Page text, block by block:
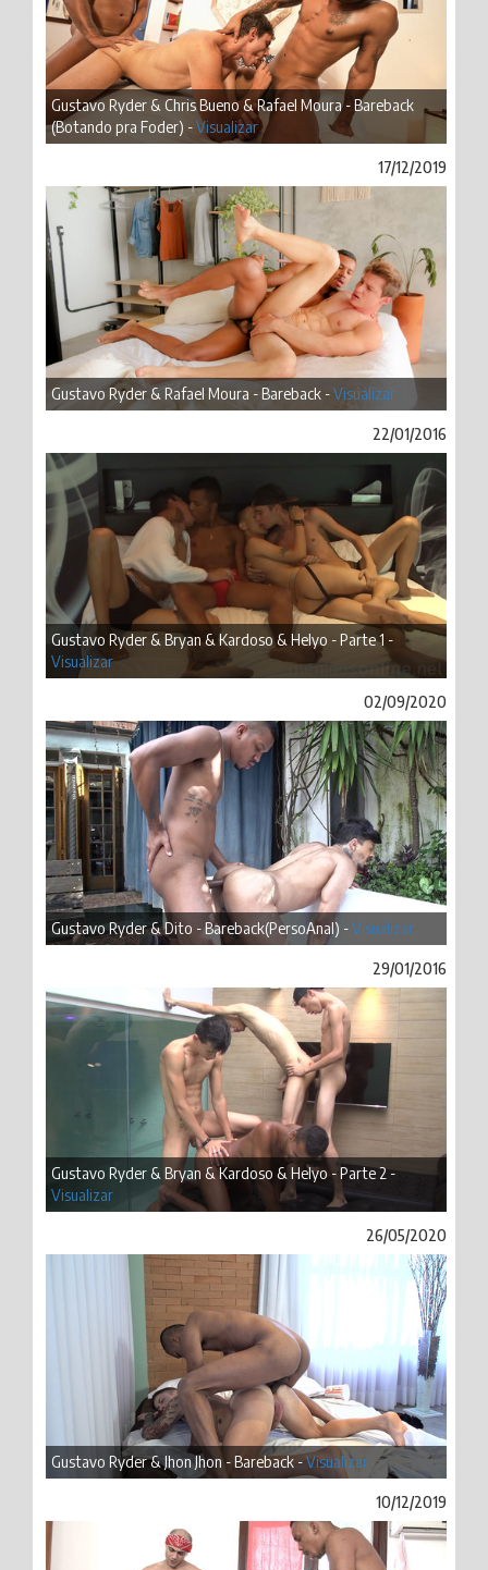
Gustavo Ryder & Chris Bueno & Rafael Moura - Bareback
(Botando pra Foder) -Visualizar
17/12/2019
Gustavo Ryder & Rafael Moura - Bareback -Visualizar
22/01/2016
Gustavo Ryder & Bryan & Kardoso & Helyo - Parte 1 -
Visualizar
02/09/2020
Gustavo Ryder & Dito - Bareback(PersoAnal) -Visualizar
29/01/2016
Gustavo Ryder & Bryan & Kardoso & Helyo - Parte 2 -
Visualizar
26/05/2020
Gustavo Ryder & Jhon Jhon - Bareback -Visualizar
10/12/2019